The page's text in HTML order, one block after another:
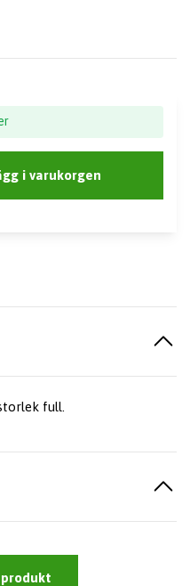
i varukorgen
full.
produkt